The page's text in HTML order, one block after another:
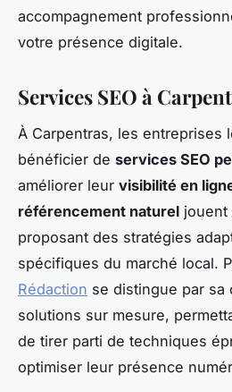
accompagnement
votre présence digitale.
Services SEO à
À Carpentras, les entreprises
bénéficier de services SEO
améliorer leur visibilité en
référencement naturel jouent
proposant des stratégies
spécifiques du marché local.
Rédaction se distingue par sa
solutions sur mesure,
de tirer parti de techniques
optimiser leur présence